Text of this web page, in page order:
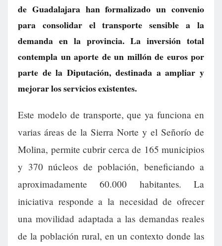
de Guadalajara han formalizado un convenio
para consolidar el transporte sensible a la
demanda en la provincia. La inversión total
contempla un aporte de un millón de euros por
parte de la Diputación, destinada a ampliar y
mejorar los servicios existentes.
Este modelo de transporte, que ya funciona en
varias áreas de la Sierra Norte y el Señorío de
Molina, permite cubrir cerca de 165 municipios
y 370 núcleos de población, beneficiando a
aproximadamente 60.000 habitantes. La
iniciativa responde a la necesidad de ofrecer
una movilidad adaptada a las demandas reales
de la población rural, en un contexto donde las